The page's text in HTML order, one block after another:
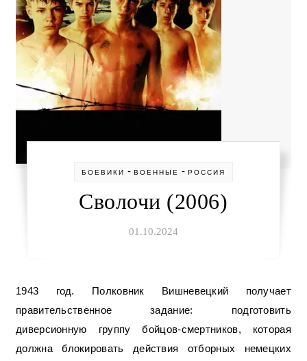
БОЕВИКИ - ВОЕННЫЕ - РОССИЯ
Сволочи (2006)
01.10.2024
1943 год. Полковник Вишневецкий получает
правительственное задание: подготовить
диверсионную группу бойцов-смертников, которая
должна блокировать действия отборных немецких